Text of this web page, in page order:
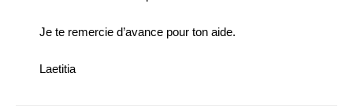
Je te remercie d’avance pour ton aide.
Laetitia